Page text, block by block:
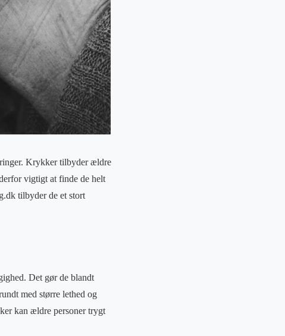
Krykker tilbyder ældre
vigtigt at finde de helt
tilbyder de et stort
Det gør de blandt
med større lethed og
kan ældre personer trygt